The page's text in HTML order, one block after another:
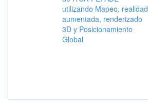
utilizando Mapeo, realidad
aumentada, renderizado
3D y Posicionamiento
Global